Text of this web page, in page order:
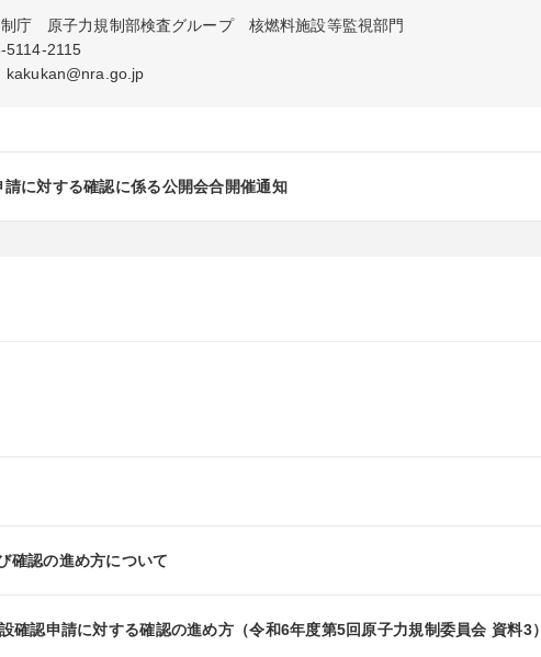
庁　原子力規制部検査グループ　核燃料施設等監視部門
5114-2115
kakukan@nra.go.jp
に対する確認に係る公開会合開催通知
確認の進め方について
認申請に対する確認の進め方（令和6年度第5回原子力規制委員会 資料3）